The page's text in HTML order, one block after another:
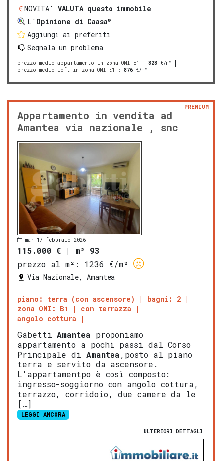
NOVITA':VALUTA questo immobile
L' Opinione di Caasa®
Aggiungi ai preferiti
Segnala un problema
prezzo medio appartamento in zona OMI E1 : 828 €/m²
prezzo medio loft in zona OMI E1
: 876 €/m²
Appartamento in vendita ad
Amantea via nazionale , snc
PREMIUM
mar 17 febbraio 2026
115.000 € | m² 93
prezzo al m²:
1236 €/m²
Via Nazionale, Amantea
piano: terra (con ascensore)
bagni: 2
zona OMI: B1
con terrazza
angolo cottura
Gabetti Amantea proponiamo
appartamento a pochi passi dal Corso
Principale di Amantea,posto al piano
terra e servito da ascensore.
L'appartamentpo è così composto:
ingresso-soggiorno con angolo cottura,
terrazzo, corridoio, due camere da le
[…]
LEGGI ANCORA
ULTERIORI DETTAGLI